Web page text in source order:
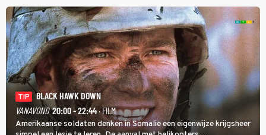
TIP
BLACK HAWK DOWN
VANAVOND 20:00 - 22:44· FILM
Amerikaanse soldaten denken in Somalië een eigenwijze krijgsheer